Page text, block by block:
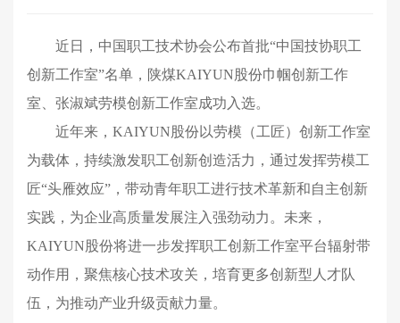
近日，中国职工技术协会公布首批“中国技协职工
创新工作室”名单，陕煤KAIYUN股份巾帼创新工作
室、张淑斌劳模创新工作室成功入选。
近年来，KAIYUN股份以劳模（工匠）创新工作室
为载体，持续激发职工创新创造活力，通过发挥劳模工
匠“头雁效应”，带动青年职工进行技术革新和自主创新
实践，为企业高质量发展注入强劲动力。未来，
KAIYUN股份将进一步发挥职工创新工作室平台辐射带
动作用，聚焦核心技术攻关，培育更多创新型人才队
伍，为推动产业升级贡献力量。